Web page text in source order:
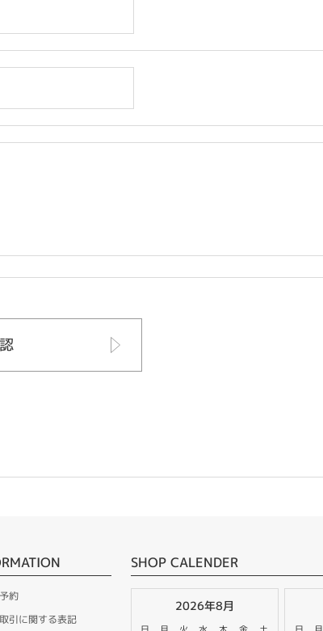
約
引に関する表記
SHOP CALENDER
2026年8月